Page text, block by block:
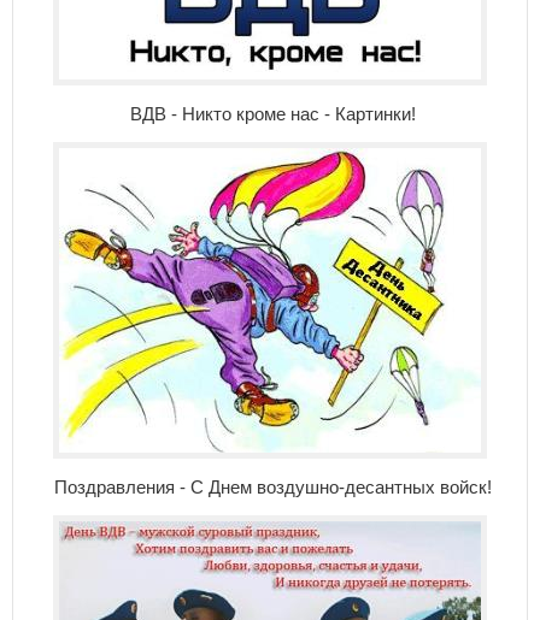
ВДВ - Никто кроме нас - Картинки!
Поздравления - С Днем воздушно-десантных войск!